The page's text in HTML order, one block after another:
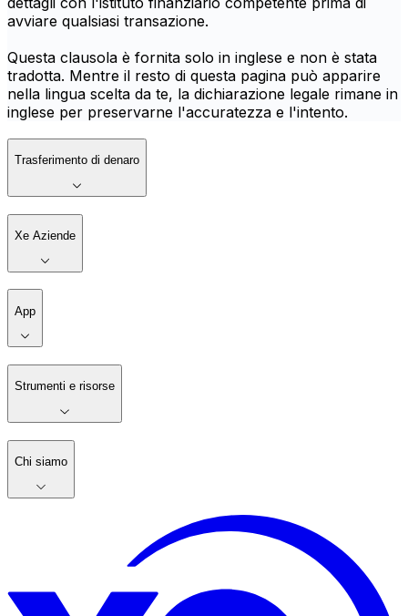
avviare qualsiasi transazione.
Questa clausola è fornita solo in inglese e non è stata
tradotta. Mentre il resto di questa pagina può apparire
nella lingua scelta da te, la dichiarazione legale rimane in
inglese per preservarne l'accuratezza e l'intento.
Trasferimento di denaro
Xe Aziende
App
Strumenti e risorse
Chi siamo